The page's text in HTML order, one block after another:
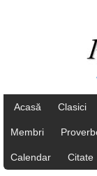
Acasă Clasici
Membri
Calendar Citate